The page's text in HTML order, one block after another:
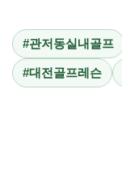
#관저동실내골프
#대전골프레슨